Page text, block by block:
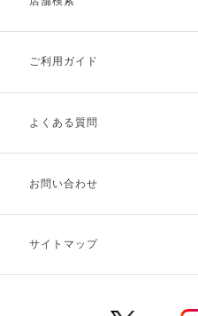
ご利用ガイド
ご利用ガイドトップ
お支払方法
キャンセル・返品・交換
よくある質問
お問い合わせ
サイトマップ